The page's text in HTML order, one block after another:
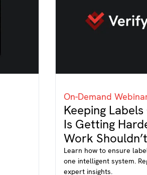
On-Demand
Keeping
Is Getting
Work
Learn how to ensure
one intelligent system.
expert insights.